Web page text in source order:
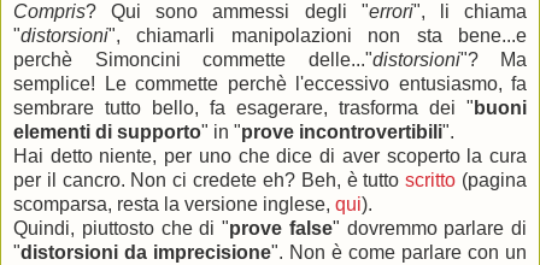
Compris? Qui sono ammessi degli "errori", li chiama
"distorsioni", chiamarli manipolazioni non sta bene...e
perchè Simoncini commette delle..."distorsioni"? Ma
semplice! Le commette perchè l'eccessivo entusiasmo, fa
sembrare tutto bello, fa esagerare, trasforma dei " buoni
elementi di supporto" in "prove incontrovertibili".
Hai detto niente, per uno che dice di aver scoperto la cura
per il cancro. Non ci credete eh? Beh, è tuttoscritto (pagina
scomparsa, resta la versione inglese, qui).
Quindi, piuttosto che di "prove false" dovremmo parlare di
"distorsioni da imprecisione". Non è come parlare con un